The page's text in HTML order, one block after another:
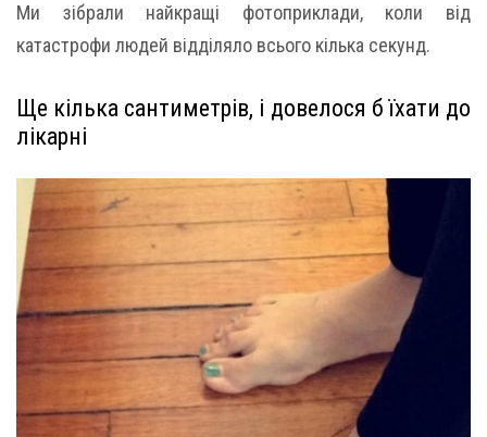
Ми зібрали найкращі фотоприклади, коли від
катастрофи людей відділяло всього кілька секунд.
Ще кілька сантиметрів, і довелося б їхати до
лікарні